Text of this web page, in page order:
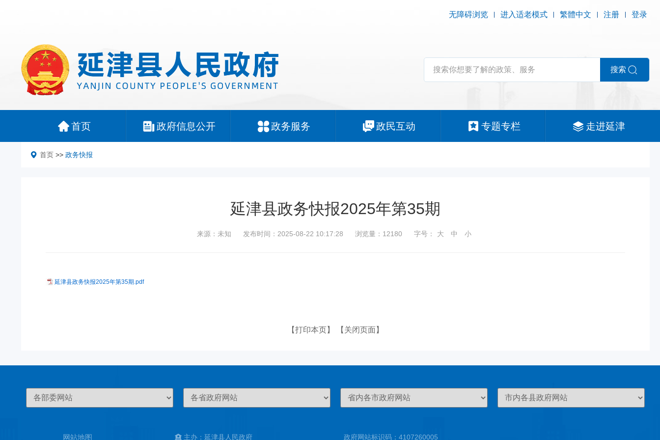
无障碍浏览 进入适老模式 繁體中文 注册 登录
搜索
首页 政府信息公开 政务服务 政民互动 专题专栏 走进延津
首页 >> 政务快报
延津县政务快报2025年第35期
来源：未知 发布时间：2025-08-22 10:17:28 浏览量：12180 字号： 大 中 小
延津县政务快报2025年第35期.pdf
【打印本页】 【关闭页面】
网站地图 主办：延津县人民政府 政府网站标识码：4107260005